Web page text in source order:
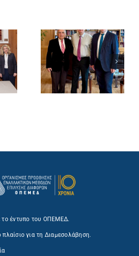
το έντυπο του ΟΠΕΜΕΔ.
πλαίσιο για τη Διαμεσολάβηση.